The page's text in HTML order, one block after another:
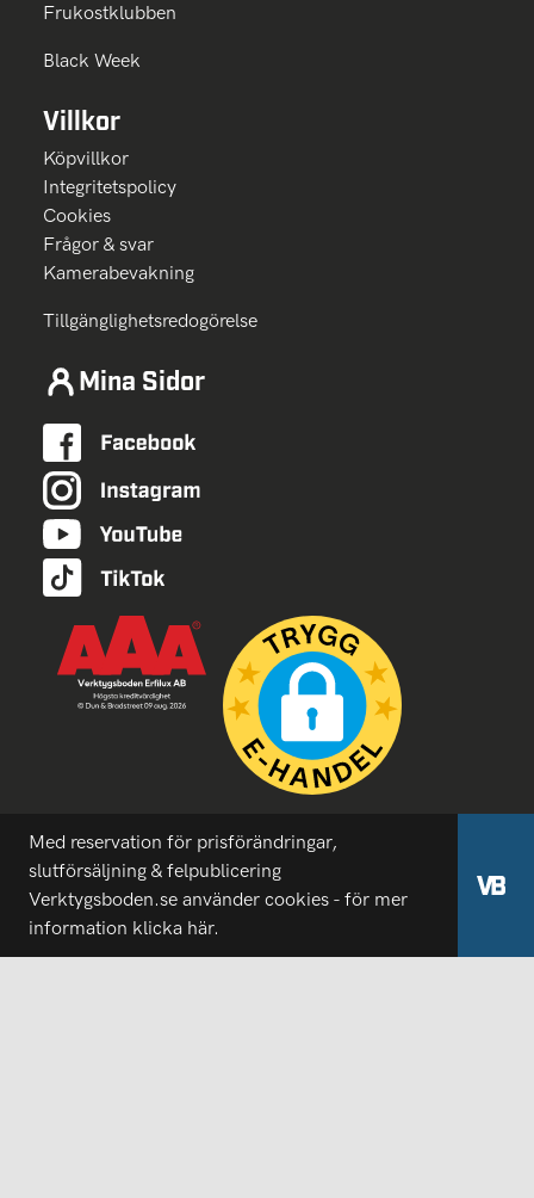
Frukostklubben
Black Week
Villkor
Köpvillkor
Integritetspolicy
Cookies
Frågor & svar
Kamerabevakning
Tillgänglighetsredogörelse
Mina Sidor
Med reservation för prisförändringar,
slutförsäljning & felpublicering
Verktygsboden.se använder cookies - för mer
information klicka här.